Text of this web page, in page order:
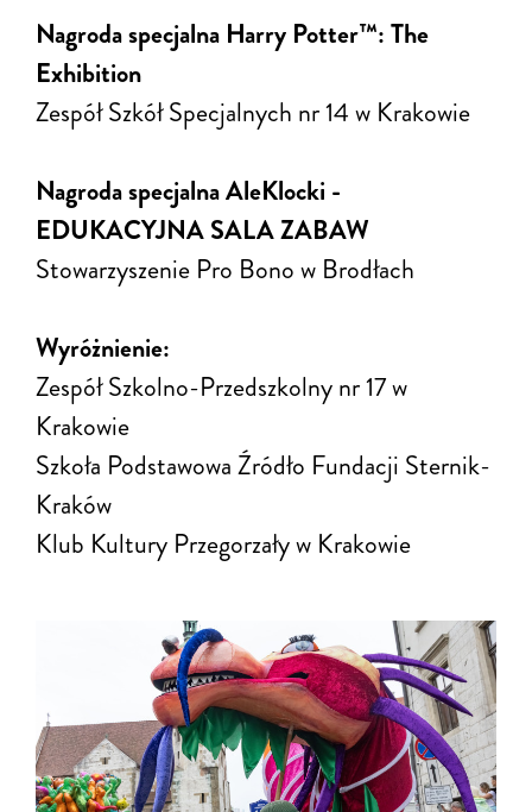
Nagroda specjalna Harry Potter™: The
Exhibition
Zespół Szkół Specjalnych nr 14 w Krakowie
Nagroda specjalna AleKlocki -
EDUKACYJNA SALA ZABAW
Stowarzyszenie Pro Bono w Brodłach
Wyróżnienie:
Zespół Szkolno-Przedszkolny nr 17 w
Krakowie
Szkoła Podstawowa Źródło Fundacji Sternik-
Kraków
Klub Kultury Przegorzały w Krakowie